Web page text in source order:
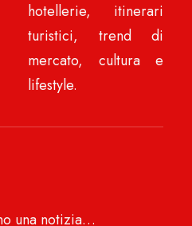
hotellerie, itinerari
turistici, trend di
mercato, cultura e
lifestyle.
una notizia…